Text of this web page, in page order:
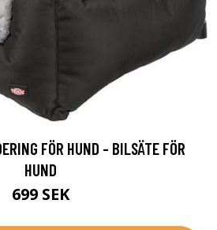
FÖR HUND - BILSÄTE FÖR
HUND
699 SEK